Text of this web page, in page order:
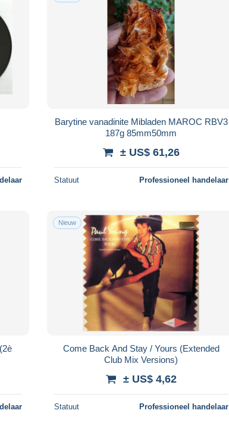
Barytine vanadinite Mibladen MAROC RBV3
187g 85mm50mm
± US$ 61,26
Statuut Professioneel handelaar
Nieuw
Come Back And Stay / Yours (Extended
Club Mix Versions)
± US$ 4,62
Statuut Professioneel handelaar